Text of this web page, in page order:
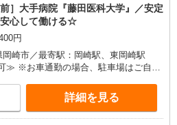
前］大手病院『藤田医科大学』／安定
心して働ける☆
円
岡崎市／最寄駅：岡崎駅、東岡崎駅
≫ ※お車通勤の場合、駐車場はご自身
詳細を見る